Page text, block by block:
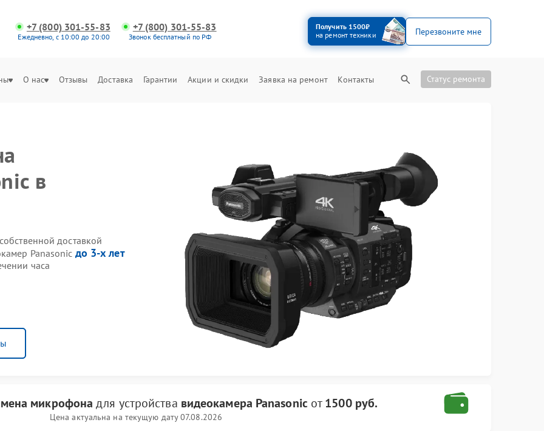
+7 (800) 301-55-83
Ежедневно, с 10:00 до 20:00
+7 (800) 301-55-83
Звонок бесплатный по РФ
Получить 1500₽
на ремонт техники
Перезвоните мне
О нас Отзывы Доставка Гарантии Акции и скидки Заявка на ремонт Контакты Статус ремонта
в
доставкой
Panasonic до 3-х лет
часа
микрофона для устройства видеокамера Panasonic от1500 руб.
Цена актуальна на текущую дату 07.08.2026